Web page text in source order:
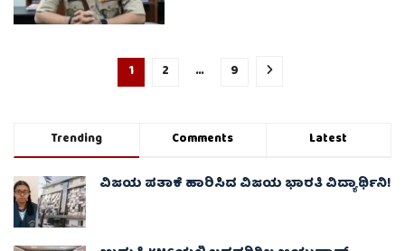
1 2 … 9
Trending Comments Latest
ವಿಜಯ ಪತಾಕೆ ಹಾರಿಸಿದ ವಿಜಯ ಭಾರತಿ ವಿದ್ಯಾರ್ಥಿನಿ!